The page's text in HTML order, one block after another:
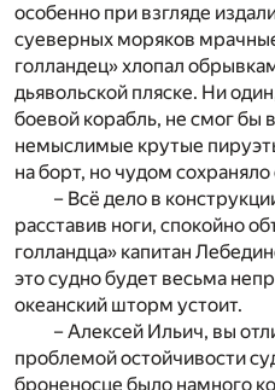
особенно при взгляде
суеверных моряков
голландец» хлопал
дьявольской пляске. Ни
боевой корабль, не смог бы
немыслимые крутые
на борт, но чудом сохраняло
– Всё дело в
расставив ноги, спокойно
голландца» капитан
это судно будет весьма
океанский шторм устоит.
– Алексей Ильич, вы
проблемой остойчивости
броненосце было намного